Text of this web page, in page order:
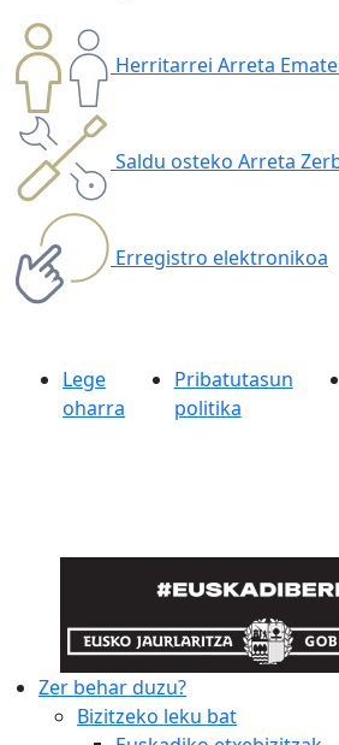
Herritarrei Arreta
Saldu osteko Arreta
Erregistro elektronikoa
Lege
oharra
Pribatutasun
politika
Zer behar duzu?
Bizitzeko leku bat